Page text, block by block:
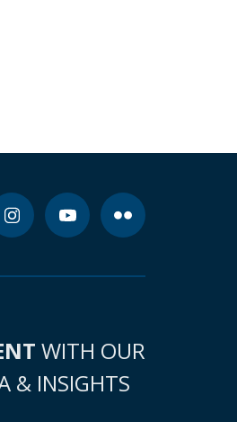
WITH OUR
& INSIGHTS